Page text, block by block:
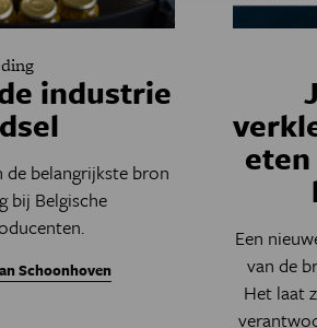
industrie
belangrijkste bron
bij Belgische
Schoonhoven
Een
van de
Het laat